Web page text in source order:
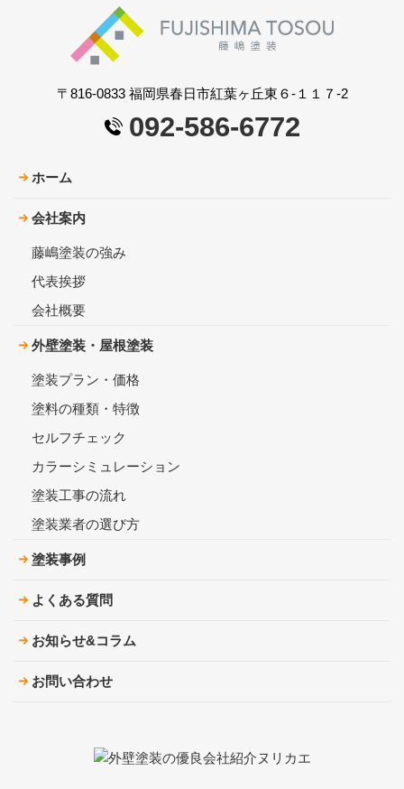
〒816-0833 福岡県春日市紅葉ヶ丘東６-１１７-2
092-586-6772
ホーム
会社案内
藤嶋塗装の強み
代表挨拶
会社概要
外壁塗装・屋根塗装
塗装プラン・価格
塗料の種類・特徴
セルフチェック
カラーシミュレーション
塗装工事の流れ
塗装業者の選び方
塗装事例
よくある質問
お知らせ&コラム
お問い合わせ